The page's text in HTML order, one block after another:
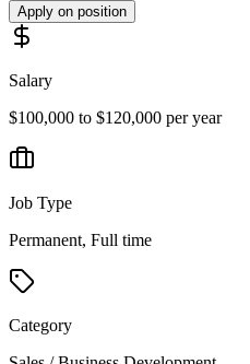
Apply on position
Salary
$100,000 to $120,000 per year
Job Type
Permanent, Full time
Category